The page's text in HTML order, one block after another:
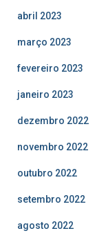
abril 2023
março 2023
fevereiro 2023
janeiro 2023
dezembro 2022
novembro 2022
outubro 2022
setembro 2022
agosto 2022